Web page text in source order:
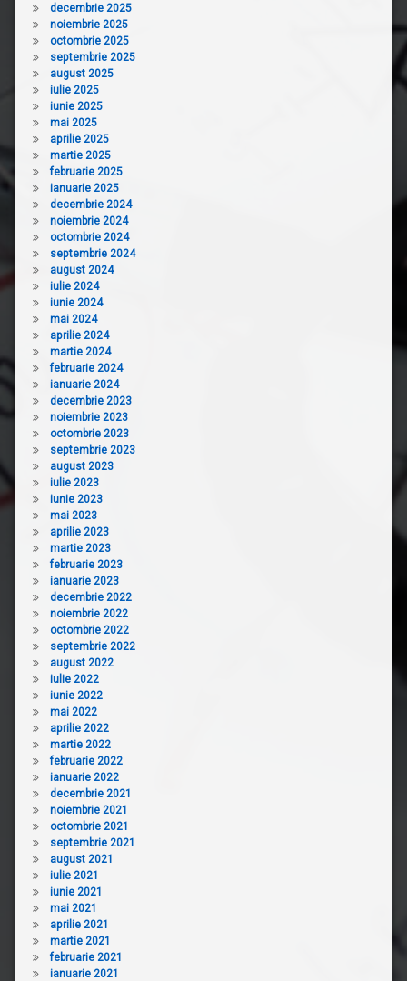
decembrie 2025
noiembrie 2025
octombrie 2025
septembrie 2025
august 2025
iulie 2025
iunie 2025
mai 2025
aprilie 2025
martie 2025
februarie 2025
ianuarie 2025
decembrie 2024
noiembrie 2024
octombrie 2024
septembrie 2024
august 2024
iulie 2024
iunie 2024
mai 2024
aprilie 2024
martie 2024
februarie 2024
ianuarie 2024
decembrie 2023
noiembrie 2023
octombrie 2023
septembrie 2023
august 2023
iulie 2023
iunie 2023
mai 2023
aprilie 2023
martie 2023
februarie 2023
ianuarie 2023
decembrie 2022
noiembrie 2022
octombrie 2022
septembrie 2022
august 2022
iulie 2022
iunie 2022
mai 2022
aprilie 2022
martie 2022
februarie 2022
ianuarie 2022
decembrie 2021
noiembrie 2021
octombrie 2021
septembrie 2021
august 2021
iulie 2021
iunie 2021
mai 2021
aprilie 2021
martie 2021
februarie 2021
ianuarie 2021